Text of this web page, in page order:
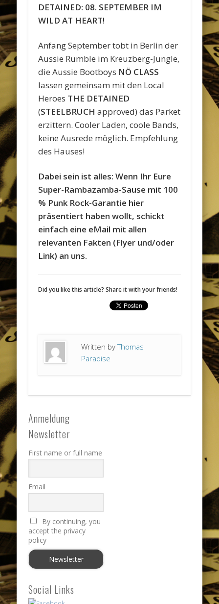
DETAINED: 08. SEPTEMBER IM
WILD AT HEART!
Anfang September tobt in Berlin der
Aussie Rumble im Kreuzberg-Jungle,
die Aussie Bootboys NÖ CLASS
lassen gemeinsam mit den Local
Heroes THE DETAINED
(STEELBRUCH approved) das Parket
erzittern. Cooler Laden, coole Bands,
keine Ausrede möglich. Empfehlung
des Hauses!
Dabei sein ist alles: Wenn Ihr Eure
Super-Rambazamba-Sause mit 100
% Punk Rock-Garantie hier
präsentiert haben wollt, schickt
einfach eine eMail mit allen
relevanten Fakten (Flyer und/oder
Link) an uns.
Did you like this article? Share it with your friends!
Written byThomas
Paradise
Anmeldung
Newsletter
First name or full name
Email
By continuing, you
accept the privacy
policy
Social Links